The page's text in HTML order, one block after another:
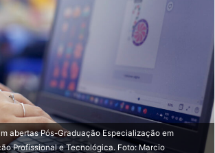
e
m
e
m
a
i
l
abertas Pós-Graduação Especialização em
Profissional e Tecnológica. Foto: Marcio